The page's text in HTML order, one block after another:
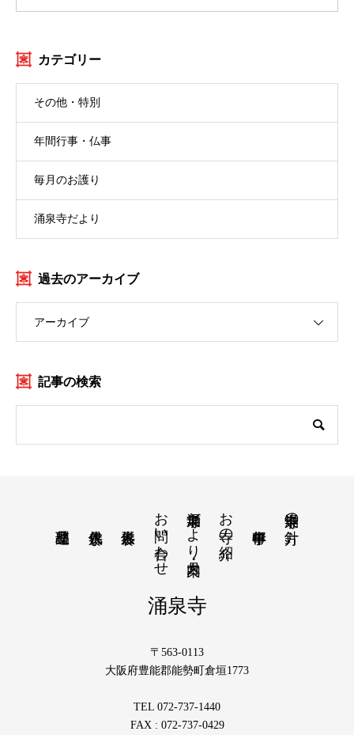
カテゴリー
その他・特別
年間行事・仏事
毎月のお護り
涌泉寺だより
過去のアーカイブ
アーカイブ
記事の検索
涌泉寺の方針
お寺の紹介
涌泉寺だより・月案内
お問い合わせ
涌泉寺
〒563-0113
大阪府豊能郡能勢町倉垣1773
TEL 072-737-1440
FAX : 072-737-0429